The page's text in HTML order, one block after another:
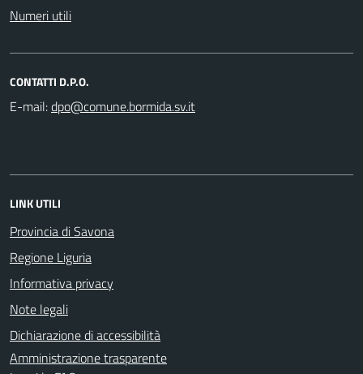
Numeri utili
CONTATTI D.P.O.
E-mail:
LINK UTILI
Provincia di Savona
Regione Liguria
Informativa privacy
Note legali
Dichiarazione di accessibilità
Amministrazione trasparente